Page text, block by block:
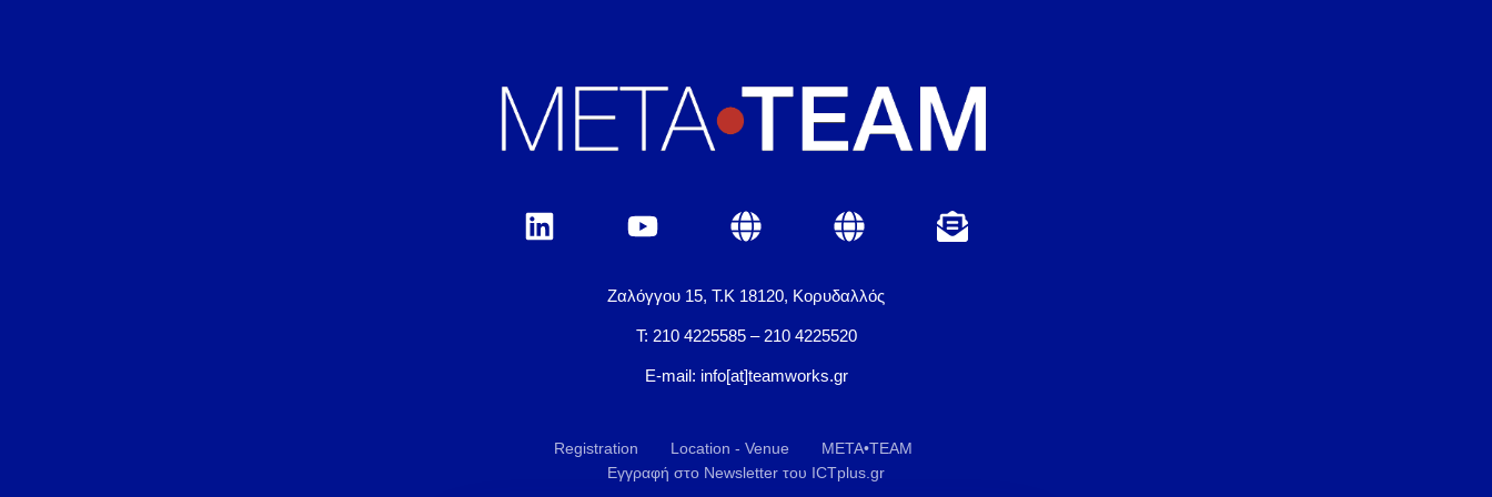
Ζαλόγγου 15, Τ.Κ 18120, Κορυδαλλός
Τ: 210 4225585 – 210 4225520
E-mail: info[at]teamworks.gr
Registration Location - Venue
META•TEAM
Εγγραφή στο Newsletter του ICTplus.gr